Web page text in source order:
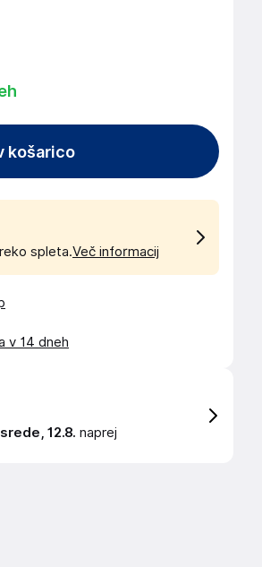
košarico
spleta.Več informacij
v 14 dneh
srede, 12.8. naprej